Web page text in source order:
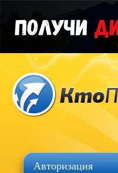
Авторизация